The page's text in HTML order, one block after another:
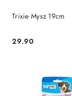
Trixie Mysz 19cm
Cena:
29.90